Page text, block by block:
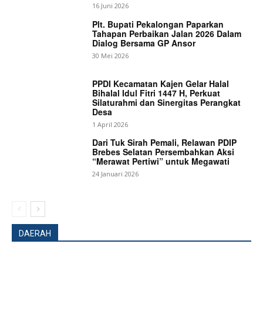
16 Juni 2026
Plt. Bupati Pekalongan Paparkan
Tahapan Perbaikan Jalan 2026 Dalam
Dialog Bersama GP Ansor
30 Mei 2026
PPDI Kecamatan Kajen Gelar Halal
Bihalal Idul Fitri 1447 H, Perkuat
Silaturahmi dan Sinergitas Perangkat
Desa
1 April 2026
Dari Tuk Sirah Pemali, Relawan PDIP
Brebes Selatan Persembahkan Aksi
“Merawat Pertiwi” untuk Megawati
24 Januari 2026
DAERAH